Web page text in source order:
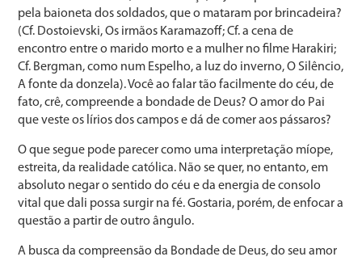
pela baioneta dos soldados, que o mataram por brincadeira?
(Cf. Dostoievski, Os irmãos Karamazoff; Cf. a cena de
encontro entre o marido morto e a mulher no filme Harakiri;
Cf. Bergman, como num Espelho, a luz do inverno, O Silêncio,
A fonte da donzela). Você ao falar tão facilmente do céu, de
fato, crê, compreende a bondade de Deus? O amor do Pai
que veste os lírios dos campos e dá de comer aos pássaros?
O que segue pode parecer como uma interpretação míope,
estreita, da realidade católica. Não se quer, no entanto, em
absoluto negar o sentido do céu e da energia de consolo
vital que dali possa surgir na fé. Gostaria, porém, de enfocar a
questão a partir de outro ângulo.
A busca da compreensão da Bondade de Deus, do seu amor